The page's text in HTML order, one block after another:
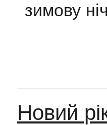
зимову
Новий